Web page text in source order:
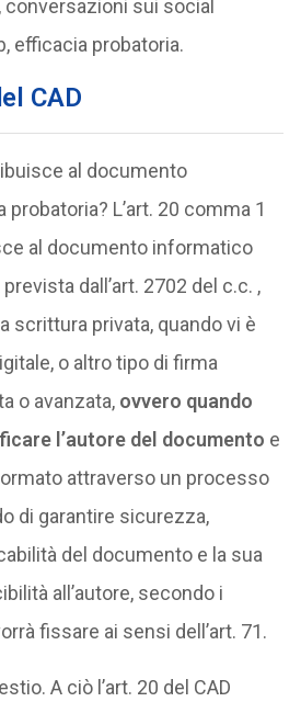
sui social
efficacia probatoria.
CAD
al documento
L’art. 20 comma 1
al documento informatico
dall’art. 2702 del c.c. ,
scrittura privata, quando vi è
o altro tipo di firma
o avanzata,ovvero quando
l’autore del documento e
attraverso un processo
di garantire sicurezza,
del documento e la sua
all’autore, secondo i
fissare ai sensi dell’art. 71.
A ciò l’art. 20 del CAD